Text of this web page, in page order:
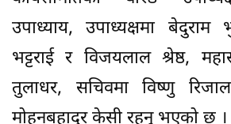
उपाध्याय, उपाध्यक्षमा
भट्टराई र विजयलाल श्रेष्ठ,
तुलाधर, सचिवमा विष्णु
मोहनबहादुर केसी रहनु भएको छ ।